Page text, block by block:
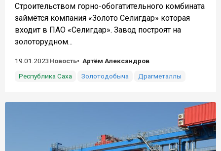
Строительством горно-обогатительного комбината
займётся компания «Золото Селигдар» которая
входит в ПАО «Селигдар». Завод построят на
золоторудном...
19.01.2023Новость
Артём Александров
Республика Саха
Золотодобыча Драгметаллы